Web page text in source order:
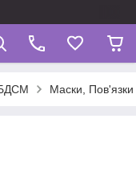
Маски, Пов'язки